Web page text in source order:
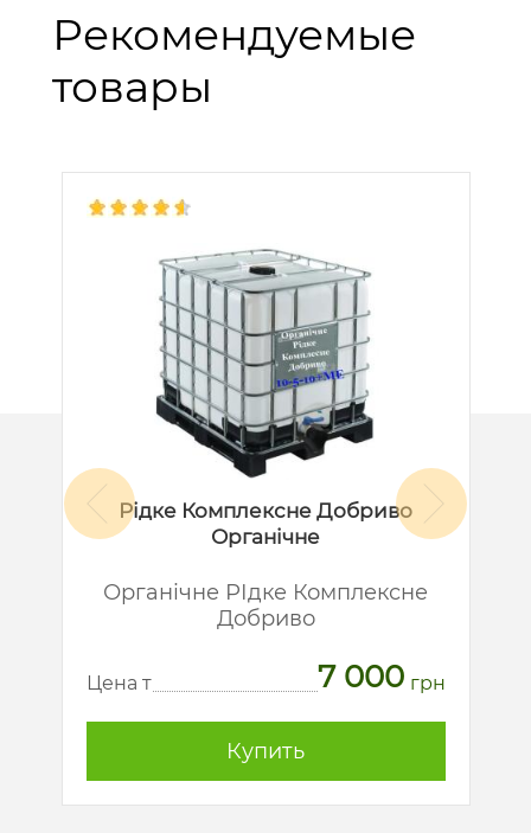
Рекомендуемые
товары
Рідке Комплексне Добриво
Органічне
Органічне РІдке Комплексне
Добриво
Цена т 7 000 грн
Купить